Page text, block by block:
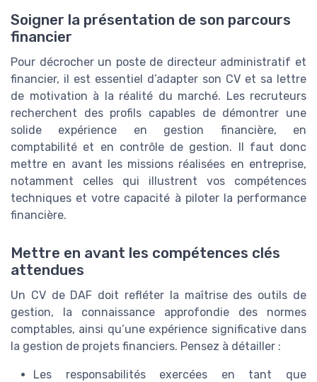
Soigner la présentation de son parcours
financier
Pour décrocher un poste de directeur administratif et
financier, il est essentiel d’adapter son CV et sa lettre
de motivation à la réalité du marché. Les recruteurs
recherchent des profils capables de démontrer une
solide expérience en gestion financière, en
comptabilité et en contrôle de gestion. Il faut donc
mettre en avant les missions réalisées en entreprise,
notamment celles qui illustrent vos compétences
techniques et votre capacité à piloter la performance
financière.
Mettre en avant les compétences clés
attendues
Un CV de DAF doit refléter la maîtrise des outils de
gestion, la connaissance approfondie des normes
comptables, ainsi qu’une expérience significative dans
la gestion de projets financiers. Pensez à détailler :
Les responsabilités exercées en tant que